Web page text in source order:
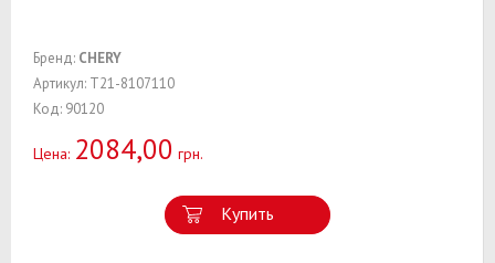
Бренд: CHERY
Артикул: T21-8107110
Код: 90120
Цена: 2084,00 грн.
Купить